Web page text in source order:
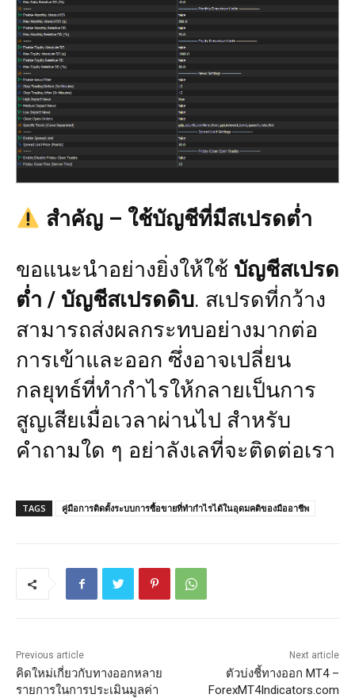
สำคัญ – ใช้บัญชีที่มีสเปรดต่ำ
ขอแนะนำอย่างยิ่งให้ใช้ บัญชีสเปรด
ต่ำ / บัญชีสเปรดดิบ. สเปรดที่กว้าง
สามารถส่งผลกระทบอย่างมากต่อ
การเข้าและออก ซึ่งอาจเปลี่ยน
กลยุทธ์ที่ทำกำไรให้กลายเป็นการ
สูญเสียเมื่อเวลาผ่านไป สำหรับ
คำถามใด ๆ อย่าลังเลที่จะติดต่อเรา
TAGS คู่มือการติดตั้งระบบการซื้อขายที่ทำกำไรได้ในอุดมคติของมืออาชีพ
Previous article
คิดใหม่เกี่ยวกับทางออกหลาย
รายการในการประเมินมูลค่า
Next article
ตัวบ่งชี้ทางออก MT4 –
ForexMT4Indicators.com